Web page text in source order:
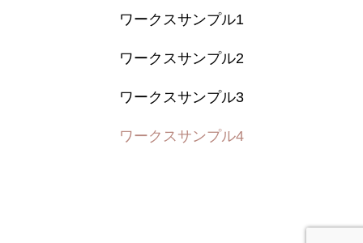
ワークスサンプル1
ワークスサンプル2
ワークスサンプル3
ワークスサンプル4